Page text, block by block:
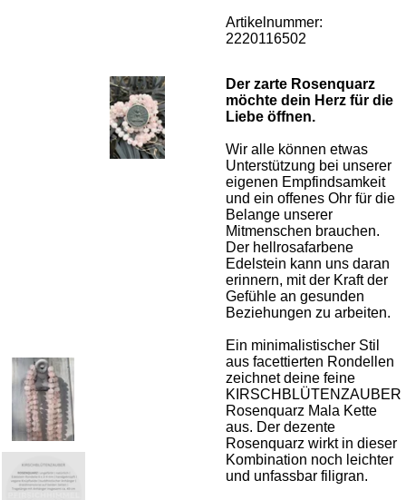
Artikelnummer:
2220116502
Der zarte Rosenquarz
möchte dein Herz für die
Liebe öffnen.
Wir alle können etwas
Unterstützung bei unserer
eigenen Empfindsamkeit
und ein offenes Ohr für die
Belange unserer
Mitmenschen brauchen.
Der hellrosafarbene
Edelstein kann uns daran
erinnern, mit der Kraft der
Gefühle an gesunden
Beziehungen zu arbeiten.
Ein minimalistischer Stil
aus facettierten Rondellen
zeichnet deine feine
KIRSCHBLÜTENZAUBER
Rosenquarz Mala Kette
aus. Der dezente
Rosenquarz wirkt in dieser
Kombination noch leichter
und unfassbar filigran.